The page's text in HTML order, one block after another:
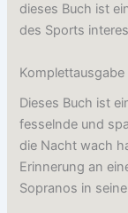
dieses Buch ist
des Sports
Komplettausgabe
Dieses Buch ist
fesselnde und
die Nacht wach
Erinnerung an
Sopranos in